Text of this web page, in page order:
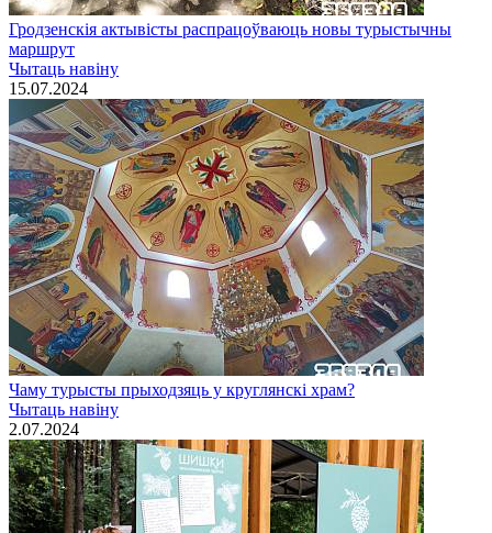
Гродзенскія актывісты распрацоўваюць новы турыстычны
маршрут
Чытаць навiну
15.07.2024
Чаму турысты прыходзяць у круглянскі храм?
Чытаць навiну
2.07.2024